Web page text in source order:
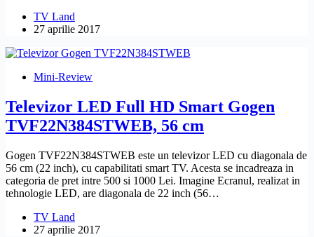
TV Land
27 aprilie 2017
Mini-Review
Televizor LED Full HD Smart Gogen
TVF22N384STWEB, 56 cm
Gogen TVF22N384STWEB este un televizor LED cu diagonala de
56 cm (22 inch), cu capabilitati smart TV. Acesta se incadreaza in
categoria de pret intre 500 si 1000 Lei. Imagine Ecranul, realizat in
tehnologie LED, are diagonala de 22 inch (56…
TV Land
27 aprilie 2017